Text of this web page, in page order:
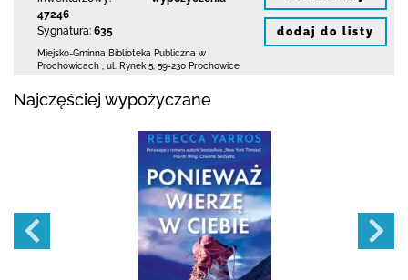
47246
Sygnatura: 635
Miejsko-Gminna Biblioteka Publiczna w
Prochowicach
ul. Rynek 5 59-230 Prochowice
dodaj do listy
Najczęściej wypożyczane